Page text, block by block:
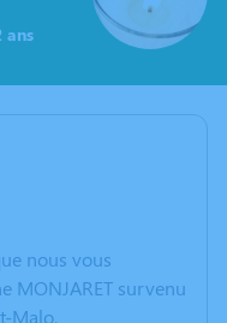
ans
nous vous
MONJARET survenu
Malo.